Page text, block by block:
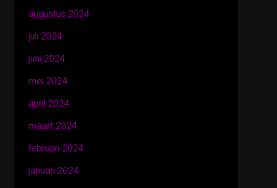
augustus 2024
juli 2024
juni 2024
mei 2024
april 2024
maart 2024
februari 2024
januari 2024